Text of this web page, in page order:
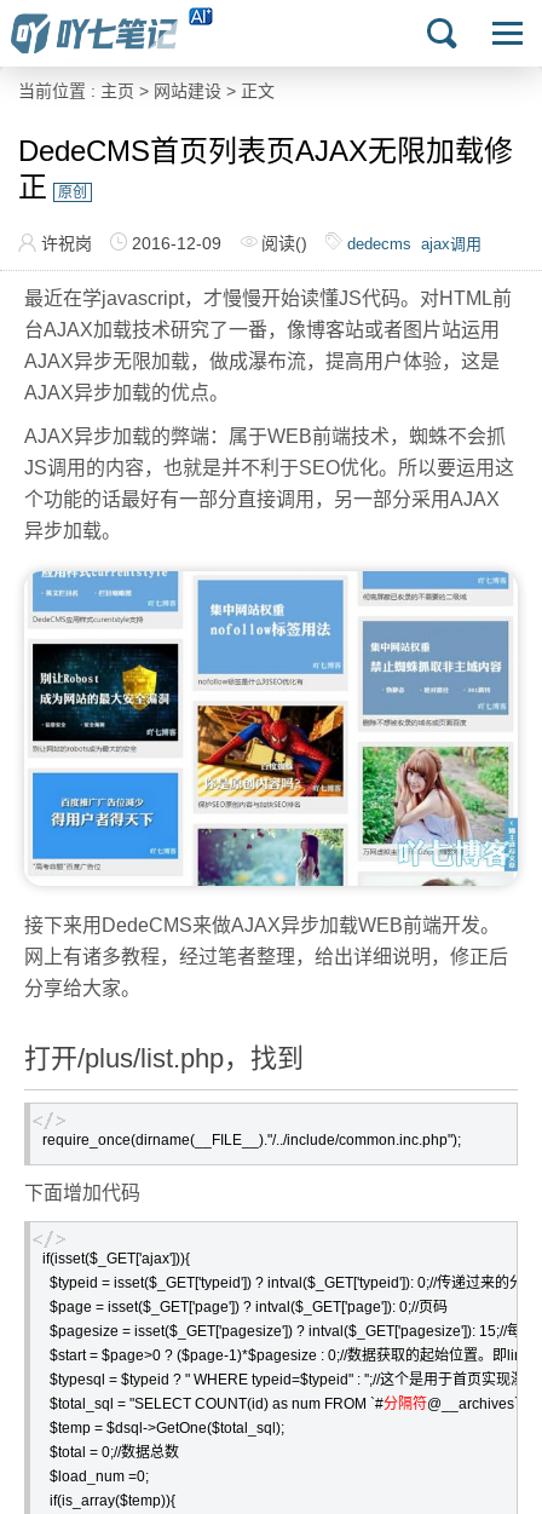
当前位置 : 主页 > 网站建设 > 正文
DedeCMS首页列表页AJAX无限加载修
正
原创
许祝岗 2016-12-09 阅读() dedecms ajax调用
最近在学javascript，才慢慢开始读懂JS代码。对HTML前
台AJAX加载技术研究了一番，像博客站或者图片站运用
AJAX异步无限加载，做成瀑布流，提高用户体验，这是
AJAX异步加载的优点。
AJAX异步加载的弊端：属于WEB前端技术，蜘蛛不会抓
JS调用的内容，也就是并不利于SEO优化。所以要运用这
个功能的话最好有一部分直接调用，另一部分采用AJAX
异步加载。
接下来用DedeCMS来做AJAX异步加载WEB前端开发。
网上有诸多教程，经过笔者整理，给出详细说明，修正后
分享给大家。
打开/plus/list.php，找到
require_once(dirname(__FILE__)."/../include/common.inc.php");
下面增加代码
if(isset($_GET['ajax'])){
$typeid = isset($_GET['typeid']) ? intval($_GET['typeid']): 0;//传递过来的分
  $page = isset($_GET['page']) ? intval($_GET['page']): 0;//页码
$pagesize = isset($_GET['pagesize']) ? intval($_GET['pagesize']): 15;//
$start = $page>0 ? ($page-1)*$pagesize : 0;//数据获取的起始位置。即
$typesql = $typeid ? " WHERE typeid=$typeid" : '';//这个是用于首页实
  $total_sql = "SELECT COUNT(id) as num FROM `#
分隔符@__archives`
  $temp = $dsql->GetOne($total_sql);
  $total = 0;//数据总数
  $load_num =0;
  if(is_array($temp)){